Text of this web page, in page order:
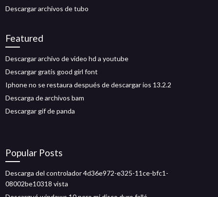
Descargar archivos de tubo
Featured
Descargar archivo de video hd a youtube
Descargar gratis good girl font
Iphone no se restaura después de descargar ios 13.2.2
Descarga de archivos bam
Descargar gif de panda
Popular Posts
Descarga del controlador 4d36e972-e325-11ce-bfc1-
08002be10318 vista